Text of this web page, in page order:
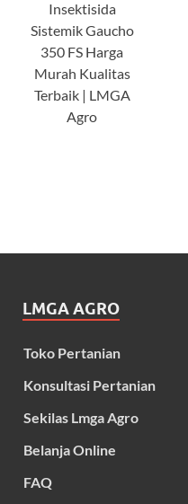
Insektisida
Sistemik Gaucho
350 FS Harga
Murah Kualitas
Terbaik | LMGA
Agro
LMGA AGRO
Toko Pertanian
Konsultasi Pertanian
Sekilas Lmga Agro
Belanja Online
FAQ